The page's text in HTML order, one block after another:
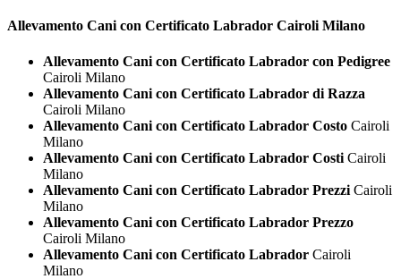
Allevamento Cani con Certificato Labrador Cairoli Milano
Allevamento Cani con Certificato Labrador con Pedigree
Cairoli Milano
Allevamento Cani con Certificato Labrador di Razza
Cairoli Milano
Allevamento Cani con Certificato Labrador Costo Cairoli
Milano
Allevamento Cani con Certificato Labrador Costi Cairoli
Milano
Allevamento Cani con Certificato Labrador Prezzi Cairoli
Milano
Allevamento Cani con Certificato Labrador Prezzo
Cairoli Milano
Allevamento Cani con Certificato Labrador Cairoli
Milano